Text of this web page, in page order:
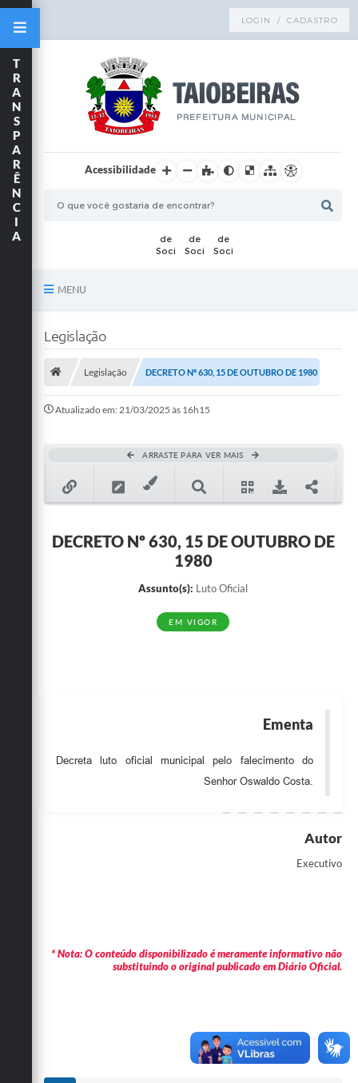
LOGIN / CADASTRO
Acessibilidade
MENU
Mapa do Site
SIC
Emprega
Links
Secretarias
T
R
A
N
S
P
A
R
Ê
N
C
I
A
Legislação
Legislação DECRETO Nº 630, 15 DE OUTUBRO DE 1980
Atualizado em: 21/03/2025 às 16h15
ARRASTE PARA VER MAIS
DECRETO Nº 630, 15 DE OUTUBRO DE
1980
Assunto(s): Luto Oficial
EM VIGOR
Ementa
Decreta luto oficial municipal pelo falecimento do
Senhor Oswaldo Costa.
Autor
Executivo
* Nota: O conteúdo disponibilizado é meramente informativo não
substituindo o original publicado em Diário Oficial.